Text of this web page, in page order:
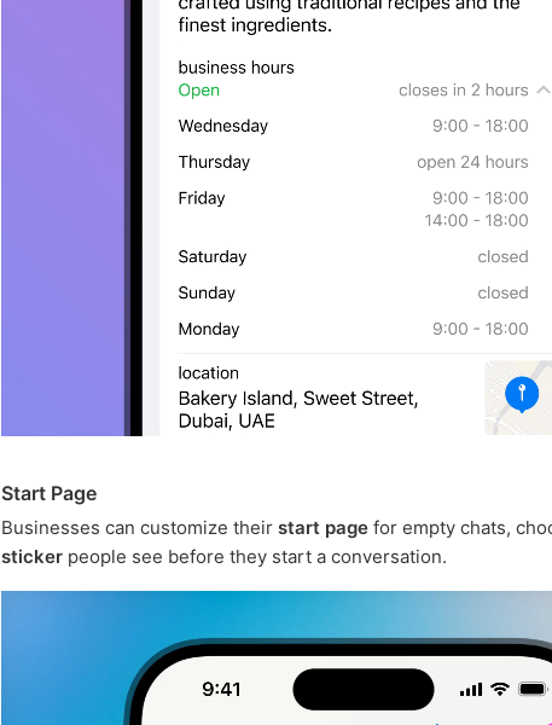
Start Page
Businesses can customize their start page for empty chats,
sticker people see before they start a conversation.